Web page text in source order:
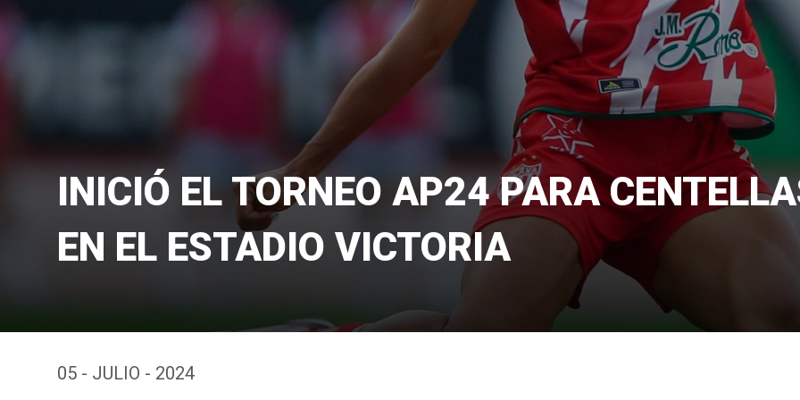
INICIÓ EL TORNEO AP24 PARA
EN EL ESTADIO VICTORIA
05 - JULIO - 2024